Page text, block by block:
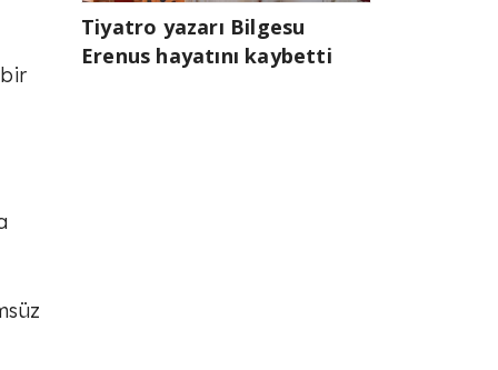
Tiyatro yazarı Bilgesu
Erenus hayatını kaybetti